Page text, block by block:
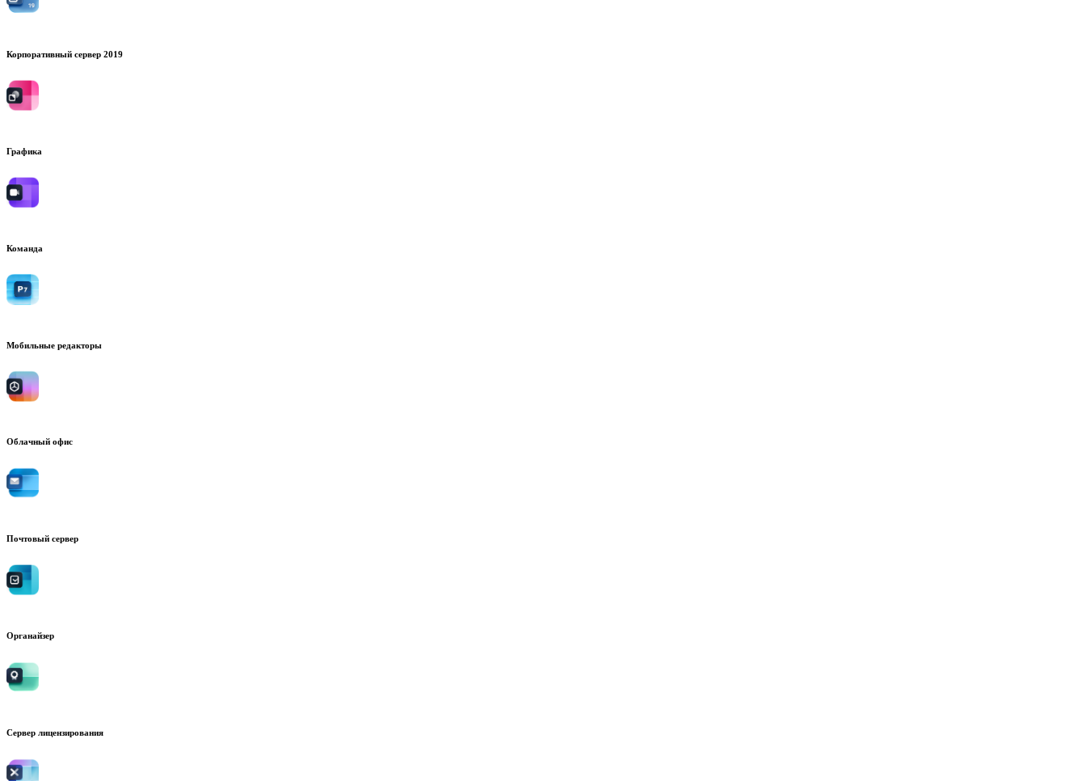
Корпоративный сервер 2019
Графика
Команда
Мобильные редакторы
Облачный офис
Почтовый сервер
Органайзер
Сервер лицензирования